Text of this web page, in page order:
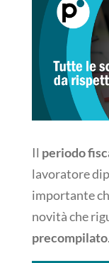
Il periodo
lavoratore
importante
novità che
precompilato